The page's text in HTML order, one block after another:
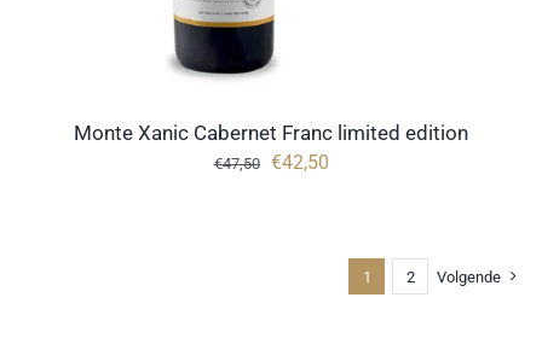
Monte Xanic Cabernet Franc limited edition
€47,50
Oorspronkelijke
€42,50Huidige
€42,50.
1 2 Volgende